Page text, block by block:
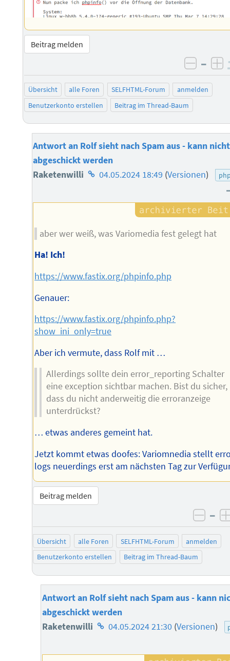
Beitrag melden
–
Übersicht alle Foren SELFHTML-Forum
anmelden
Benutzerkonto erstellen
Beitrag im Thread-Baum
Antwort an Rolf sieht nach Spam aus - kann nicht
abgeschickt werden
Raketenwilli Homepage
Autors
04.05.2024 18:49 (Versionen)
aber wer weiß, was Variomedia fest gelegt hat
Ha! Ich!
https://www.fastix.org/phpinfo.php
Genauer:
https://www.fastix.org/phpinfo.php?
show_ini_only=true
Aber ich vermute, dass Rolf mit …
Allerdings sollte dein error_reporting Schalter
eine exception sichtbar machen. Bist du sicher,
dass du nicht anderweitig die erroranzeige
unterdrückst?
… etwas anderes gemeint hat.
Jetzt kommt etwas doofes: Variomnedia stellt
logs neuerdings erst am nächsten Tag zur
Beitrag melden
–
Übersicht alle Foren SELFHTML-Forum
anmelden
Benutzerkonto erstellen
Beitrag im Thread-Baum
Antwort an Rolf sieht nach Spam aus - kann
abgeschickt werden
Raketenwilli Homepage
Autors
04.05.2024 21:30 (Versionen)